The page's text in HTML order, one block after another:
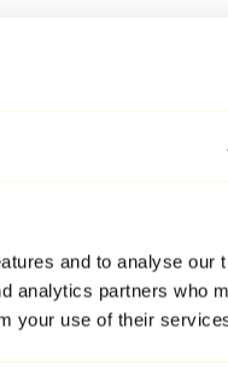
and to analyse our
analytics partners who
your use of their